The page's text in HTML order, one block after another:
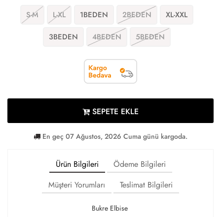
S-M L-XL 1BEDEN 2BEDEN XL-XXL
3BEDEN 4BEDEN 5BEDEN
SEPETE EKLE
En geç 07 Ağustos, 2026 Cuma günü kargoda.
Ürün Bilgileri
Ödeme Bilgileri
Müşteri Yorumları
Teslimat Bilgileri
Bukre Elbise